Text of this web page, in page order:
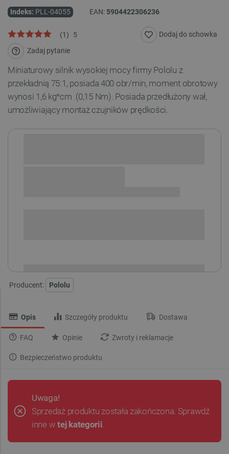
Indeks: PLL-04055 EAN: 5904422306236
5
(1)
Zadaj pytanie
Dodaj do schowka
Miniaturowy silnik wysokiej mocy firmy Pololu z
przekładnią 75:1, posiada 400 obr/min, moment obrotowy
wynosi 1,6 kg*cm (0,15 Nm). Posiada przedłużony wał,
umożliwiający montaż czujników prędkości.
Producent: Pololu
Opis Szczegóły produktu Dostawa
FAQ Opinie Zwroty i reklamacje
Bezpieczeństwo produktu
Uwaga!
Sprzedaż produktu została zakończona. Sprawdź
inne wtej kategorii.